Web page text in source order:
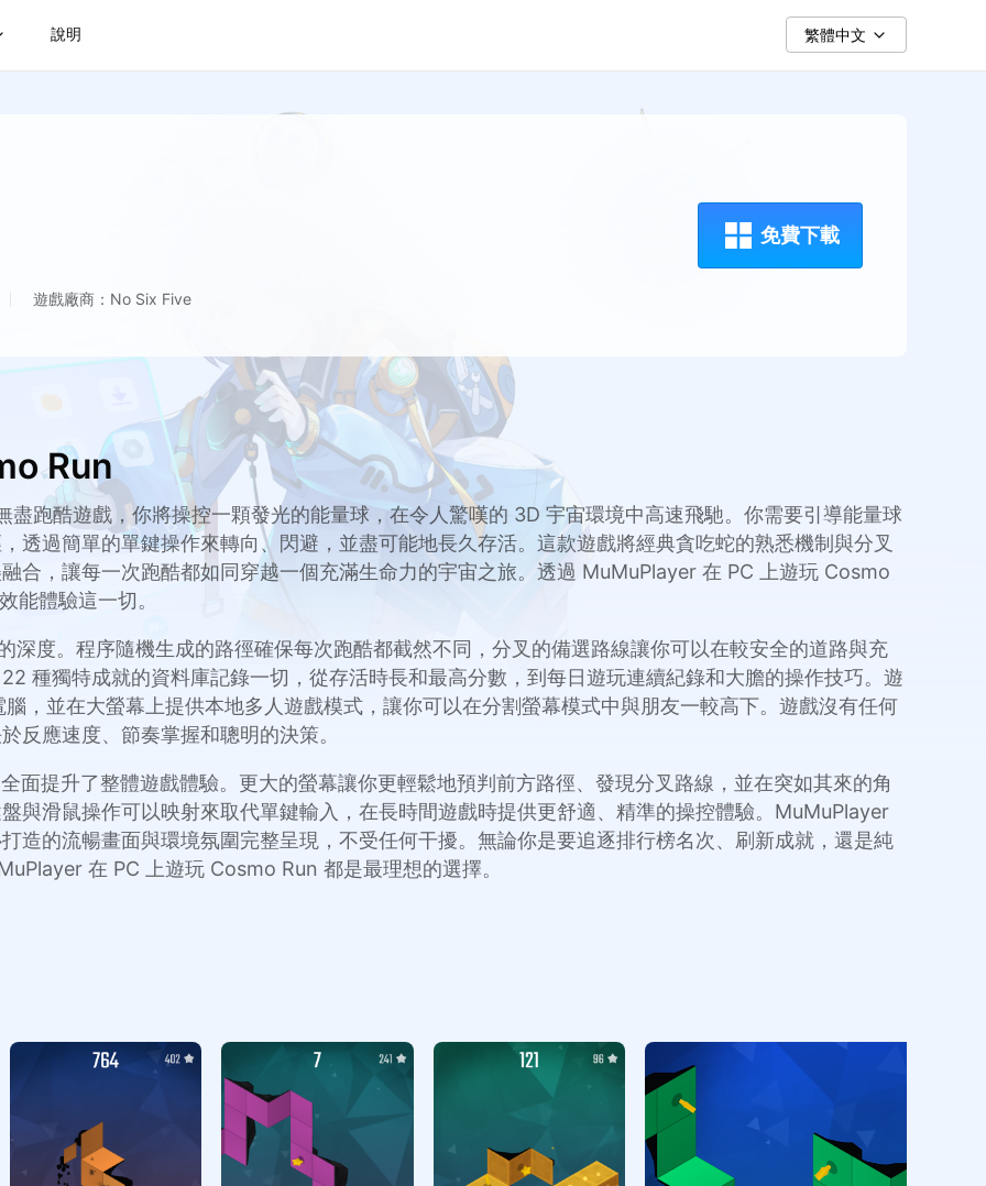
說明 繁體中文
遊戲廠商：No Six Five
免費下載
Run
跑酷遊戲，你將操控一顆發光的能量球，在令人驚嘆的 3D 宇宙環境中高速飛馳。你需要引導能量球
透過簡單的單鍵操作來轉向、閃避，並盡可能地長久存活。這款遊戲將經典貪吃蛇的熟悉機制與分叉
合，讓每一次跑酷都如同穿越一個充滿生命力的宇宙之旅。透過 MuMuPlayer 在 PC 上遊玩 Cosmo
能體驗這一切。
深度。程序隨機生成的路徑確保每次跑酷都截然不同，分叉的備選路線讓你可以在較安全的道路與充
種獨特成就的資料庫記錄一切，從存活時長和最高分數，到每日遊玩連續紀錄和大膽的操作技巧。遊
，並在大螢幕上提供本地多人遊戲模式，讓你可以在分割螢幕模式中與朋友一較高下。遊戲沒有任何
反應速度、節奏掌握和聰明的決策。
面提升了整體遊戲體驗。更大的螢幕讓你更輕鬆地預判前方路徑、發現分叉路線，並在突如其來的角
與滑鼠操作可以映射來取代單鍵輸入，在長時間遊戲時提供更舒適、精準的操控體驗。MuMuPlayer
造的流暢畫面與環境氛圍完整呈現，不受任何干擾。無論你是要追逐排行榜名次、刷新成就，還是純
在 PC 上遊玩 Cosmo Run 都是最理想的選擇。